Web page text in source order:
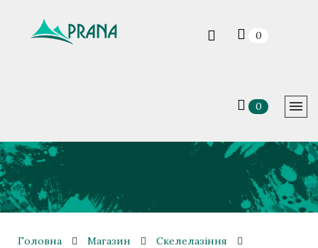
0
0
Головна Магазин
Скелелазіння